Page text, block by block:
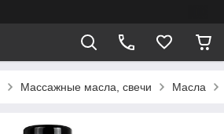
Массажные масла, свечи Масла